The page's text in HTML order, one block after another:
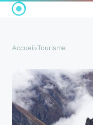
Accueil›Tourisme